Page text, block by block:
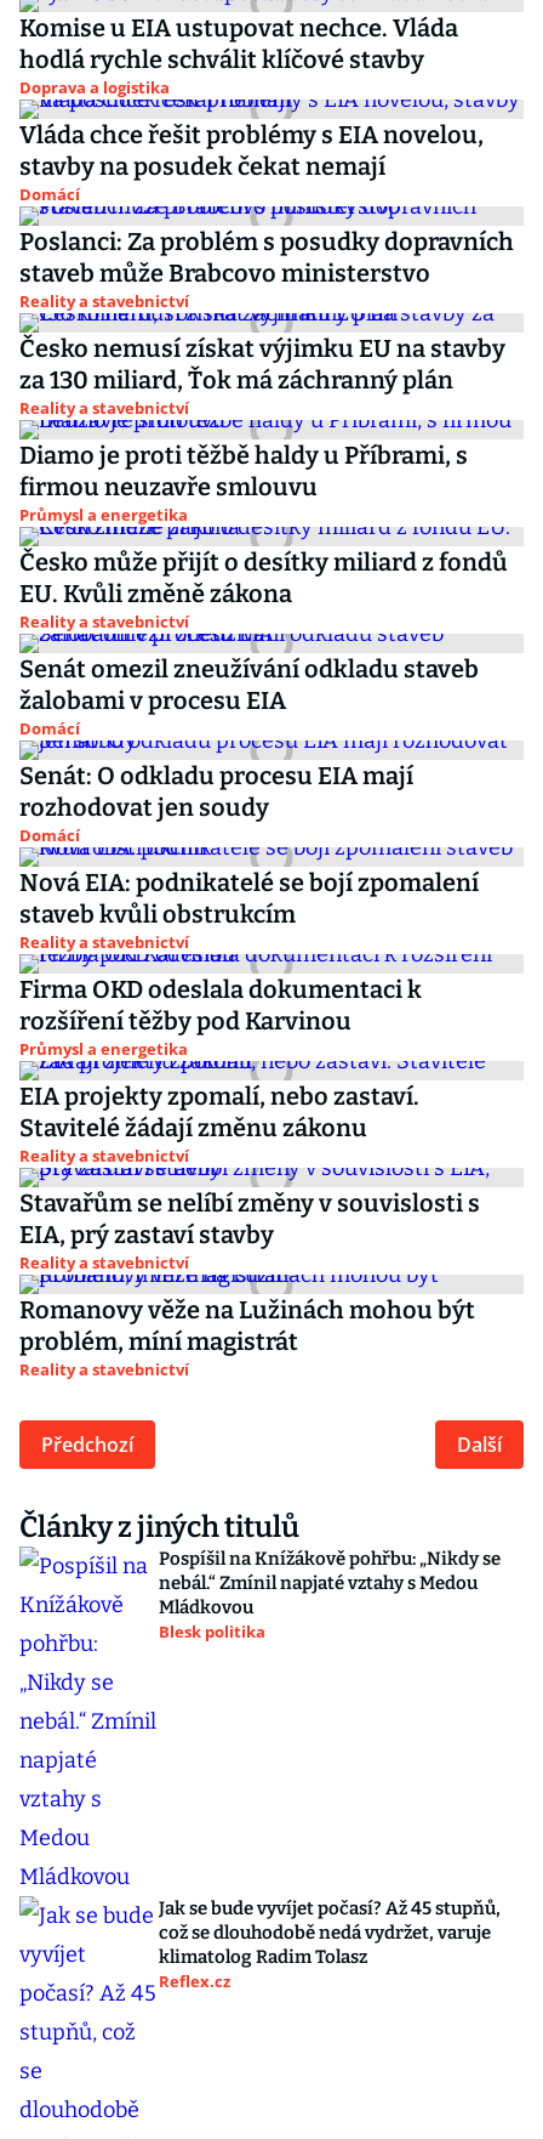
Komise u EIA ustupovat nechce. Vláda
hodlá rychle schválit klíčové stavby
Doprava a logistika
Vláda chce řešit problémy s EIA novelou,
stavby na posudek čekat nemají
Domácí
Poslanci: Za problém s posudky dopravních
staveb může Brabcovo ministerstvo
Reality a stavebnictví
Česko nemusí získat výjimku EU na stavby
za 130 miliard, Ťok má záchranný plán
Reality a stavebnictví
Diamo je proti těžbě haldy u Příbrami, s
firmou neuzavře smlouvu
Průmysl a energetika
Česko může přijít o desítky miliard z fondů
EU. Kvůli změně zákona
Reality a stavebnictví
Senát omezil zneužívání odkladu staveb
žalobami v procesu EIA
Domácí
Senát: O odkladu procesu EIA mají
rozhodovat jen soudy
Domácí
Nová EIA: podnikatelé se bojí zpomalení
staveb kvůli obstrukcím
Reality a stavebnictví
Firma OKD odeslala dokumentaci k
rozšíření těžby pod Karvinou
Průmysl a energetika
EIA projekty zpomalí, nebo zastaví.
Stavitelé žádají změnu zákonu
Reality a stavebnictví
Stavařům se nelíbí změny v souvislosti s
EIA, prý zastaví stavby
Reality a stavebnictví
Romanovy věže na Lužinách mohou být
problém, míní magistrát
Reality a stavebnictví
Předchozí Další
Články z jiných titulů
Pospíšil na Knížákově pohřbu: „Nikdy se
nebál.“ Zmínil napjaté vztahy s Medou
Mládkovou
Blesk politika
Jak se bude vyvíjet počasí? Až 45 stupňů,
což se dlouhodobě nedá vydržet, varuje
klimatolog Radim Tolasz
Reflex.cz